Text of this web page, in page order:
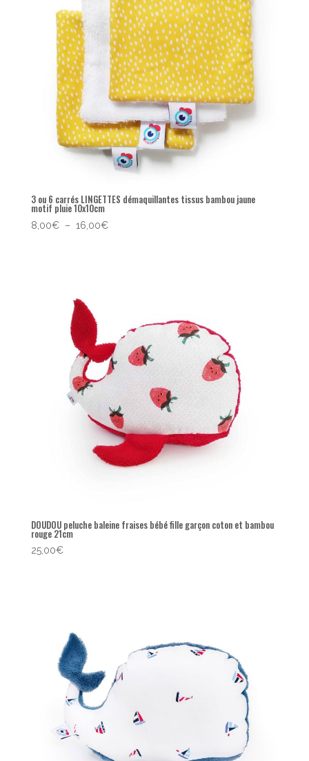
3 ou 6 carrés LINGETTES démaquillantes tissus bambou jaune
motif pluie 10x10cm
8,00€ – 16,00€Plage
DOUDOU peluche baleine fraises bébé fille garçon coton et bambou
rouge 21cm
25,00€